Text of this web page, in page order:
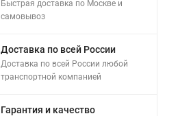
Быстрая доставка по Москве и
самовывоз
Доставка по всей России
Доставка по всей России любой
транспортной компанией
Гарантия и качество